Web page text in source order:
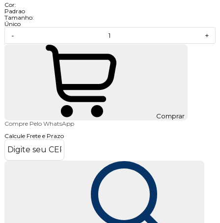
Cor:
Padrao
Tamanho:
Único
- +
Comprar
Compre Pelo WhatsApp
Calcule Frete e Prazo